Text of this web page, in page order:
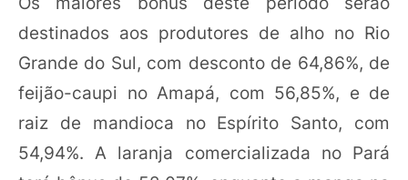
destinados aos produtores de alho no Rio
Grande do Sul, com desconto de 64,86%, de
feijão-caupi no Amapá, com 56,85%, e de
raiz de mandioca no Espírito Santo, com
54,94%. A laranja comercializada no Pará